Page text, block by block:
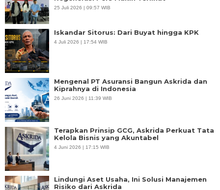
25 Juli 2026 | 09:57 WIB
Iskandar Sitorus: Dari Buyat hingga KPK
4 Juli 2026 | 17:54 WIB
Mengenal PT Asuransi Bangun Askrida dan
Kiprahnya di Indonesia
26 Juni 2026 | 11:39 WIB
Terapkan Prinsip GCG, Askrida Perkuat Tata
Kelola Bisnis yang Akuntabel
4 Juni 2026 | 17:15 WIB
Lindungi Aset Usaha, Ini Solusi Manajemen
Risiko dari Askrida